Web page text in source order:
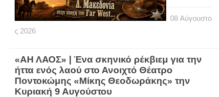
08 Αύγουστο
ς 2026
«ΑΗ ΛΑΟΣ» | Ένα σκηνικό ρέκβιεμ για την
ήττα ενός λαού στο Ανοιχτό Θέατρο
Ποντοκώμης «Μίκης Θεοδωράκης» την
Κυριακή 9 Αυγούστου